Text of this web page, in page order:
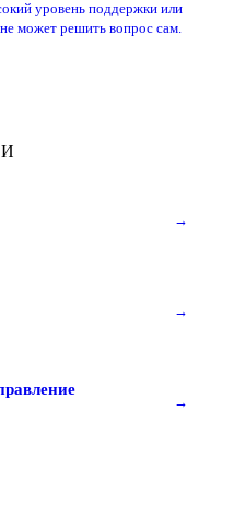
уровень поддержки или
может решить вопрос сам.
→
→
→